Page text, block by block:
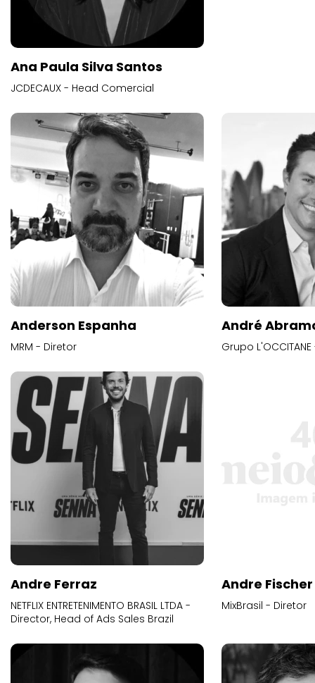
Ana Paula Silva Santos
JCDECAUX - Head Comercial
Anderson Espanha
MRM - Diretor
André
Grupo
Andre Ferraz
NETFLIX ENTRETENIMENTO BRASIL LTDA -
Director, Head of Ads Sales Brazil
Andre Fischer
MixBrasil - Diretor